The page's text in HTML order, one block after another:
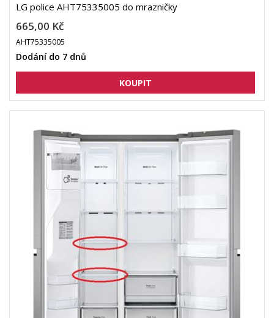
LG police AHT75335005 do mrazničky
665,00 Kč
AHT75335005
Dodání do 7 dnů